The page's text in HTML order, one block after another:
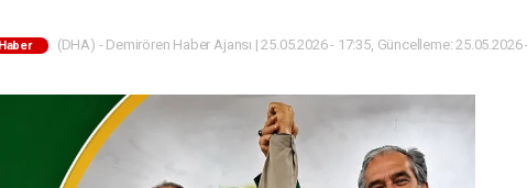
(DHA) - Demirören Haber Ajansı | 25.05.2026 - 17:35, Güncelleme: 25.05.2026